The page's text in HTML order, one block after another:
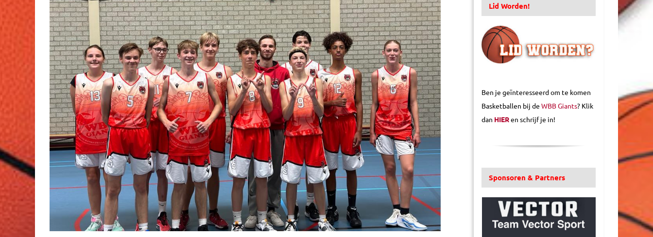
Lid Worden!
Ben je geïnteresseerd om te komen
Basketballen bij deWBB Giants? Klik
dan HIERen schrijf je in!
Sponsoren & Partners